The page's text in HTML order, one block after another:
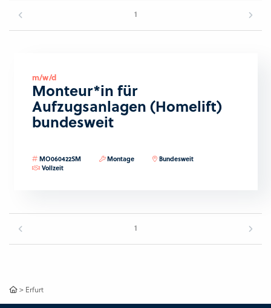
1
m/w/d
Monteur*in für
Aufzugsanlagen (Homelift)
bundesweit
MO060422SM Montage
Bundesweit
Vollzeit
1
> Erfurt